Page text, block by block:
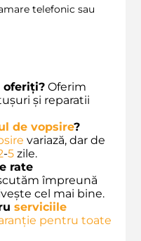
telefonic sau
oferiți? Oferim
și reparatii
de vopsire?
variază, dar de
-5 zile.
rate
împreună
cel mai bine.
serviciile
pentru toate